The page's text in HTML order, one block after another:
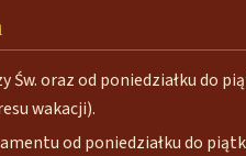
Św. oraz od poniedziałku do
wakacji).
od poniedziałku do